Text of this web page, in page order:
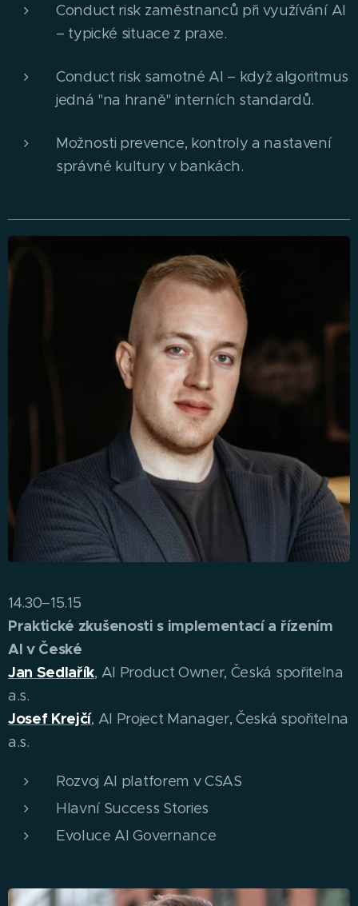
Conduct risk zaměstnanců při využívání AI
– typické situace z praxe.
Conduct risk samotné AI – když algoritmus
jedná "na hraně" interních standardů.
Možnosti prevence, kontroly a nastavení
správné kultury v bankách.
14.30–15.15
Praktické zkušenosti s implementací a řízením
AI v České
Jan Sedlařík, AI Product Owner, Česká spořitelna
a.s.
Josef Krejčí, AI Project Manager, Česká spořitelna
a.s.
Rozvoj AI platforem v CSAS
Hlavní Success Stories
Evoluce AI Governance